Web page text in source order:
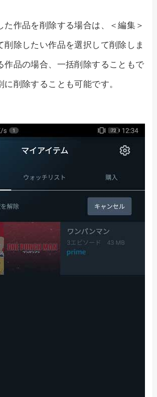
た作品を削除する場合は、＜編集＞
削除したい作品を選択して削除しま
作品の場合、一括削除することもで
に削除することも可能です。